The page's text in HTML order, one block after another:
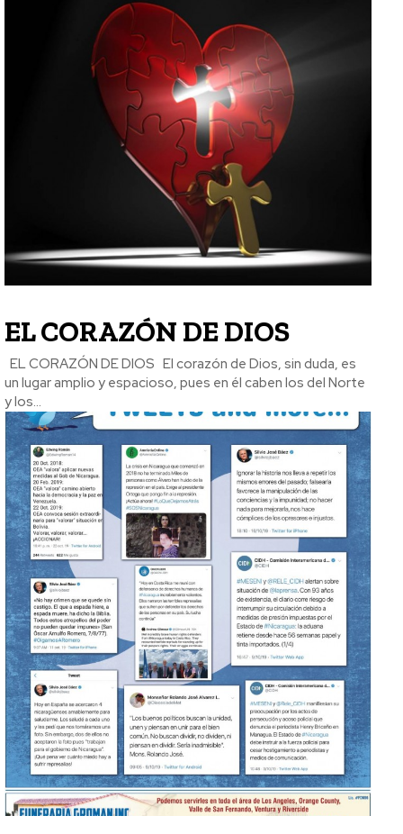
EL CORAZÓN DE DIOS
un lugar amplio y espacioso, pues en él caben los del Norte
y los...